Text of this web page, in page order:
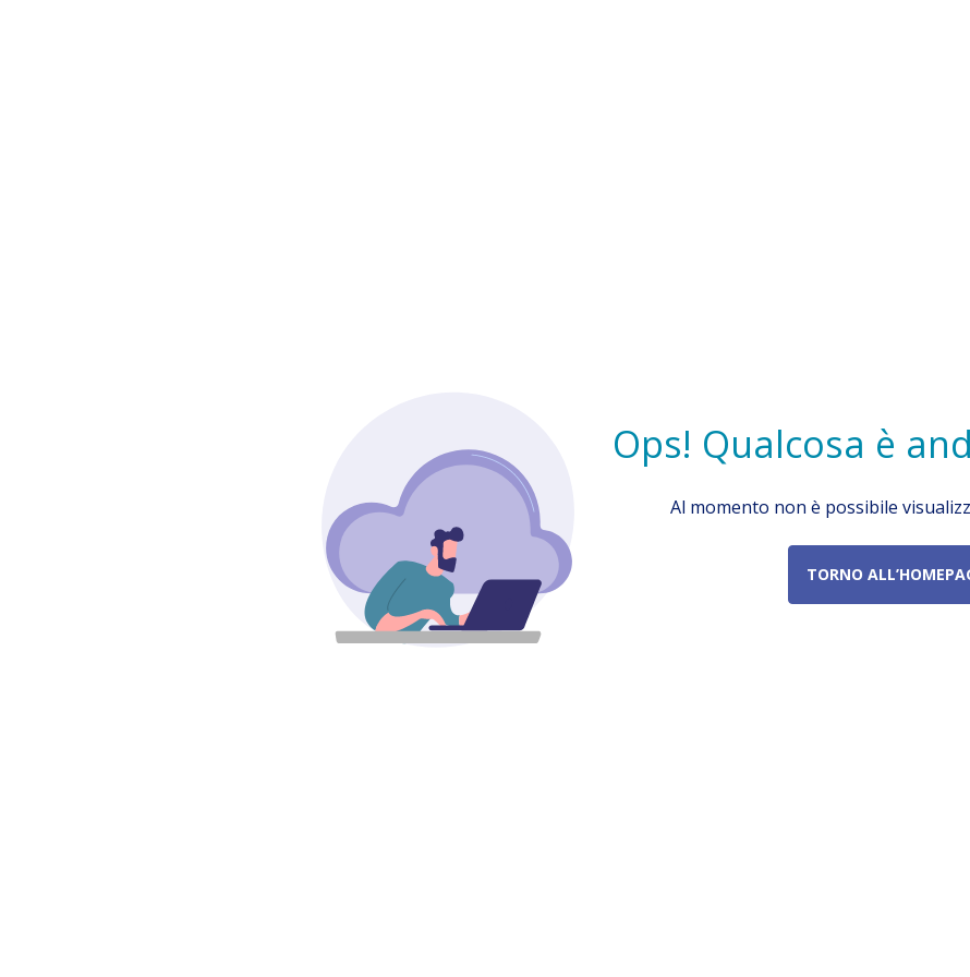
Ops! Qualcosa è
Al momento non è possibile
TORNO